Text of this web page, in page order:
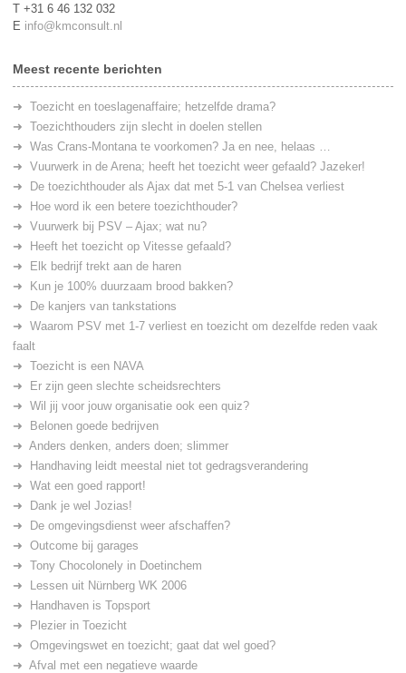
T +31 6 46 132 032
E info@kmconsult.nl
Meest recente berichten
Toezicht en toeslagenaffaire; hetzelfde drama?
Toezichthouders zijn slecht in doelen stellen
Was Crans-Montana te voorkomen? Ja en nee, helaas …
Vuurwerk in de Arena; heeft het toezicht weer gefaald? Jazeker!
De toezichthouder als Ajax dat met 5-1 van Chelsea verliest
Hoe word ik een betere toezichthouder?
Vuurwerk bij PSV – Ajax; wat nu?
Heeft het toezicht op Vitesse gefaald?
Elk bedrijf trekt aan de haren
Kun je 100% duurzaam brood bakken?
De kanjers van tankstations
Waarom PSV met 1-7 verliest en toezicht om dezelfde reden vaak
faalt
Toezicht is een NAVA
Er zijn geen slechte scheidsrechters
Wil jij voor jouw organisatie ook een quiz?
Belonen goede bedrijven
Anders denken, anders doen; slimmer
Handhaving leidt meestal niet tot gedragsverandering
Wat een goed rapport!
Dank je wel Jozias!
De omgevingsdienst weer afschaffen?
Outcome bij garages
Tony Chocolonely in Doetinchem
Lessen uit Nürnberg WK 2006
Handhaven is Topsport
Plezier in Toezicht
Omgevingswet en toezicht; gaat dat wel goed?
Afval met een negatieve waarde